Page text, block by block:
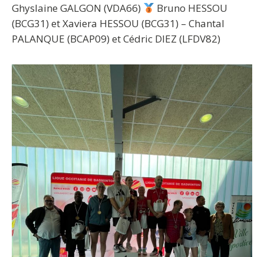
Ghyslaine GALGON (VDA66)
Bruno HESSOU
(BCG31) et Xaviera HESSOU (BCG31) – Chantal
PALANQUE (BCAP09) et Cédric DIEZ (LFDV82)